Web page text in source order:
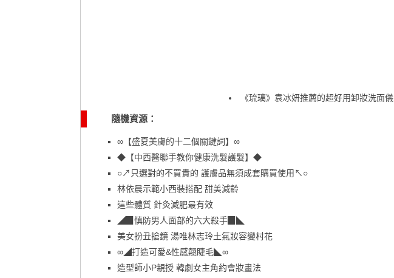
《琉璃》袁冰妍推薦的超好用卸妝洗面儀
隨機資源：
∞【盛夏美膚的十二個關鍵詞】∞
◆【中西醫聯手教你健康洗髮護髮】◆
○↗只選對的不買貴的 護膚品無須成套購買使用↖○
林依晨示範小西裝搭配 甜美減齡
這些體質 針灸減肥最有效
◢▉慎防男人面部的六大殺手▉◣
美女扮丑搶鏡 湯唯林志玲土氣妝容變村花
∞◢打造可愛&性感翹睫毛◣∞
造型師小P親授 韓劇女主角約會妝畫法